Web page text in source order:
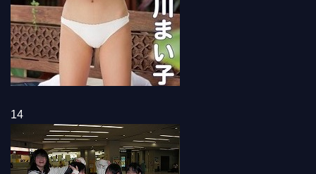
14